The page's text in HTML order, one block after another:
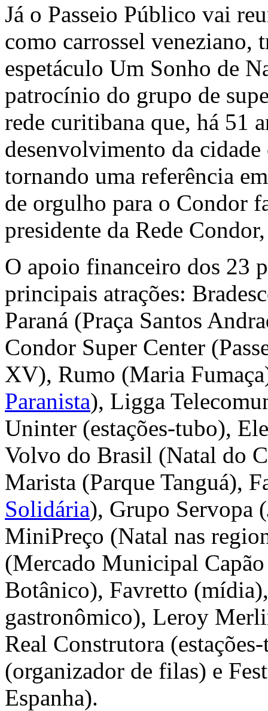
Já o Passeio Público vai
como carrossel veneziano,
espetáculo Um Sonho de
patrocínio do grupo de
rede curitibana que, há 51
desenvolvimento da
tornando uma referência
de orgulho para o Condor
presidente da Rede
O apoio financeiro dos 23
principais atrações:
Paraná (Praça Santos
Condor Super Center
XV), Rumo (Maria
Paranista), Ligga
Uninter (estações-tubo),
Volvo do Brasil (Natal do
Marista (Parque Tanguá),
Solidária), Grupo Servopa
MiniPreço (Natal nas
(Mercado Municipal
Botânico), Favretto
gastronômico), Leroy
Real Construtora
(organizador de filas) e
Espanha).